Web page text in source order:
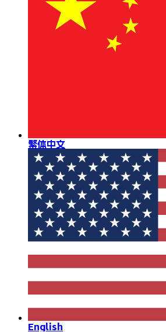
繁体中文
English